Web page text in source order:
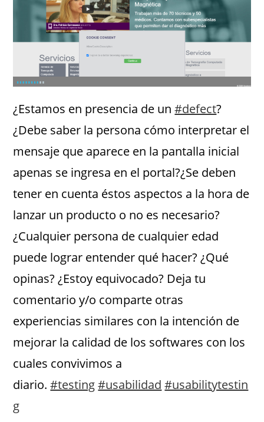
¿Estamos en presencia de un#defect?
¿Debe saber la persona cómo interpretar el
mensaje que aparece en la pantalla inicial
apenas se ingresa en el portal?¿Se deben
tener en cuenta éstos aspectos a la hora de
lanzar un producto o no es necesario?
¿Cualquier persona de cualquier edad
puede lograr entender qué hacer? ¿Qué
opinas? ¿Estoy equivocado? Deja tu
comentario y/o comparte otras
experiencias similares con la intención de
mejorar la calidad de los softwares con los
cuales convivimos a
diario.#testing #usabilidad #usabilitytestin
g